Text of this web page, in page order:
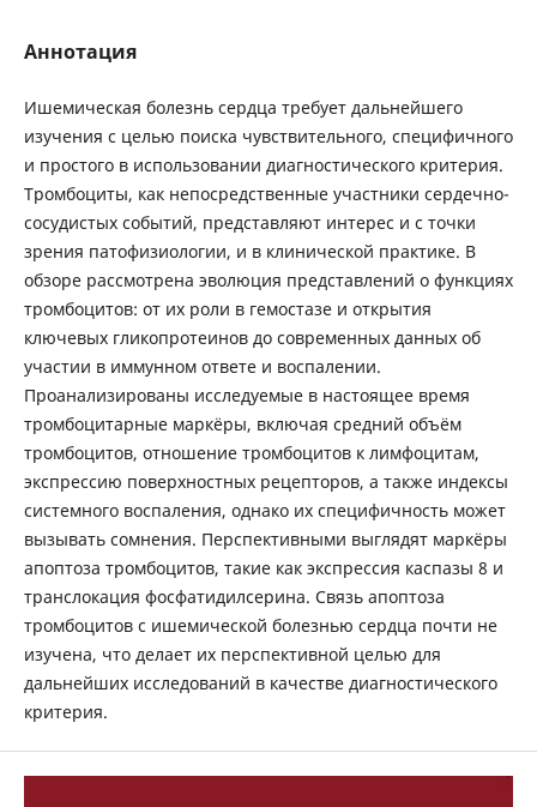
Аннотация
Ишемическая болезнь сердца требует дальнейшего
изучения с целью поиска чувствительного, специфичного
и простого в использовании диагностического критерия.
Тромбоциты, как непосредственные участники сердечно-
сосудистых событий, представляют интерес и с точки
зрения патофизиологии, и в клинической практике. В
обзоре рассмотрена эволюция представлений о функциях
тромбоцитов: от их роли в гемостазе и открытия
ключевых гликопротеинов до современных данных об
участии в иммунном ответе и воспалении.
Проанализированы исследуемые в настоящее время
тромбоцитарные маркёры, включая средний объём
тромбоцитов, отношение тромбоцитов к лимфоцитам,
экспрессию поверхностных рецепторов, а также индексы
системного воспаления, однако их специфичность может
вызывать сомнения. Перспективными выглядят маркёры
апоптоза тромбоцитов, такие как экспрессия каспазы 8 и
транслокация фосфатидилсерина. Связь апоптоза
тромбоцитов с ишемической болезнью сердца почти не
изучена, что делает их перспективной целью для
дальнейших исследований в качестве диагностического
критерия.